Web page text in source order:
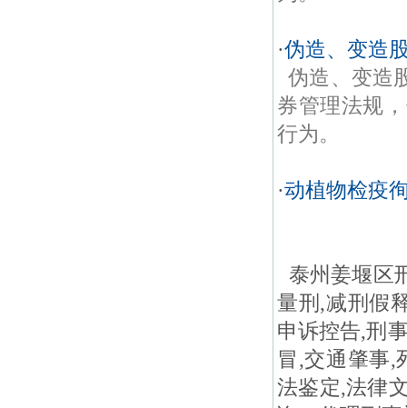
·伪造、变造
伪造、变造
券管理法规
行为。
·动植物检疫
泰州姜堰区
量刑,减刑假
申诉控告,刑
冒,交通肇事,
法鉴定,法律